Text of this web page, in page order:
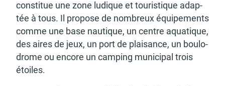
Marchés publics
Signaler un problème sur
l'espace public
consti­tue une zone ludique et touris­tique adap­
tée à tous. Il propose de nombreux équi­pe­ments
comme une base nautique, un centre aqua­tique,
des aires de jeux, un port de plai­sance, un boulo­
drome ou encore un camping muni­ci­pal trois
étoiles.